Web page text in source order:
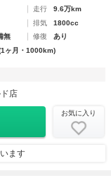
走行
9.6万km
排気
1800cc
無 修復
あり
ヶ月・1000km)
店
お気に入り
ます